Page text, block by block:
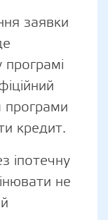
заявки
програми
кредит.
іпотечну
не